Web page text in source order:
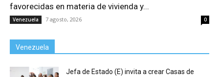
favorecidas en materia de vivienda y...
Venezuela 7 agosto, 2026 0
Venezuela
Jefa de Estado (E) invita a crear Casas de